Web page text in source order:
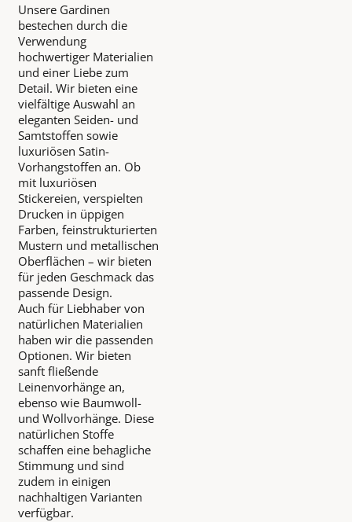
Unsere Gardinen
bestechen durch die
Verwendung
hochwertiger Materialien
und einer Liebe zum
Detail. Wir bieten eine
vielfältige Auswahl an
eleganten Seiden- und
Samtstoffen sowie
luxuriösen Satin-
Vorhangstoffen an. Ob
mit luxuriösen
Stickereien, verspielten
Drucken in üppigen
Farben, feinstrukturierten
Mustern und metallischen
Oberflächen – wir bieten
für jeden Geschmack das
passende Design.
Auch für Liebhaber von
natürlichen Materialien
haben wir die passenden
Optionen. Wir bieten
sanft fließende
Leinenvorhänge an,
ebenso wie Baumwoll-
und Wollvorhänge. Diese
natürlichen Stoffe
schaffen eine behagliche
Stimmung und sind
zudem in einigen
nachhaltigen Varianten
verfügbar.